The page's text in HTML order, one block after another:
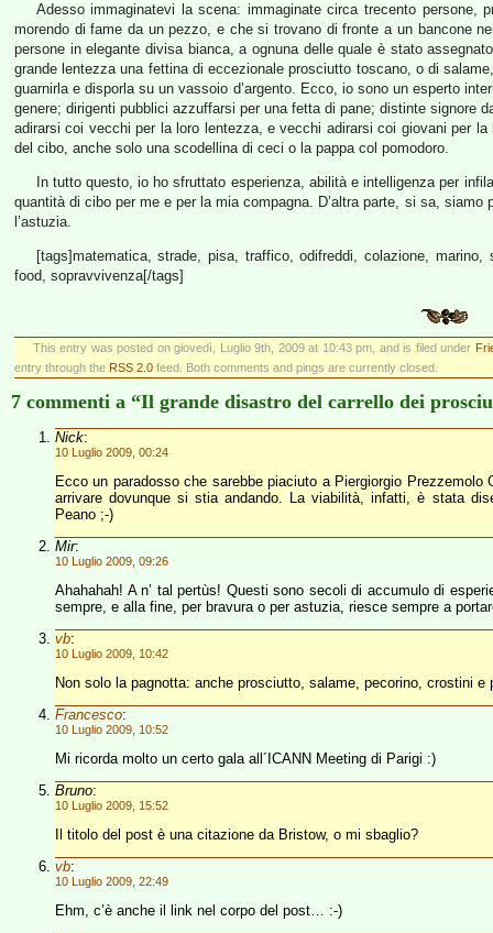
Adesso immaginatevi la scena: immaginate circa trecento persone,
morendo di fame da un pezzo, e che si trovano di fronte a un bancone
persone in elegante divisa bianca, a ognuna delle quale è stato
grande lentezza una fettina di eccezionale prosciutto toscano, o di
guarnirla e disporla su un vassoio d’argento. Ecco, io sono un esperto
genere; dirigenti pubblici azzuffarsi per una fetta di pane; distinte signore
adirarsi coi vecchi per la loro lentezza, e vecchi adirarsi coi giovani per
del cibo, anche solo una scodellina di ceci o la pappa col pomodoro.
In tutto questo, io ho sfruttato esperienza, abilità e intelligenza per
quantità di cibo per me e per la mia compagna. D’altra parte, si sa,
l’astuzia.
[tags]matematica, strade, pisa, traffico, odifreddi, colazione,
food, sopravvivenza[/tags]
This entry was posted on giovedì, Luglio 9th, 2009 at 10:43 pm, and is filed under
entry through the RSS 2.0 feed. Both comments and pings are currently closed.
7 commenti a “Il grande disastro del carrello dei
Nick:
10 Luglio 2009, 00:24
Ecco un paradosso che sarebbe piaciuto a Piergiorgio
arrivare dovunque si stia andando. La viabilità, infatti, è stata
Peano ;-)
Mir:
10 Luglio 2009, 09:26
Ahahahah! A n’ tal pertùs! Questi sono secoli di accumulo di
sempre, e alla fine, per bravura o per astuzia, riesce sempre a
vb:
10 Luglio 2009, 10:42
Non solo la pagnotta: anche prosciutto, salame, pecorino, crostini
Francesco:
10 Luglio 2009, 10:52
Mi ricorda molto un certo gala all´ICANN Meeting di Parigi :)
Bruno:
10 Luglio 2009, 15:52
Il titolo del post è una citazione da Bristow, o mi sbaglio?
vb:
10 Luglio 2009, 22:49
Ehm, c’è anche il link nel corpo del post… :-)